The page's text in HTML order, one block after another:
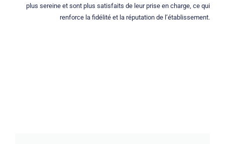
plus sereine et sont plus satisfaits de leur prise en charge, ce qui
renforce la fidélité et la réputation de l’établissement.